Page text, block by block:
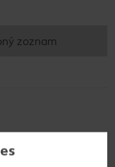
zoznam